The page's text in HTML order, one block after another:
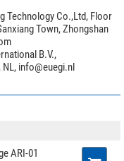
Technology Co.,Ltd, Floor
Town, Zhongshan
B.V.,
NL, info@euegi.nl
ARI-01